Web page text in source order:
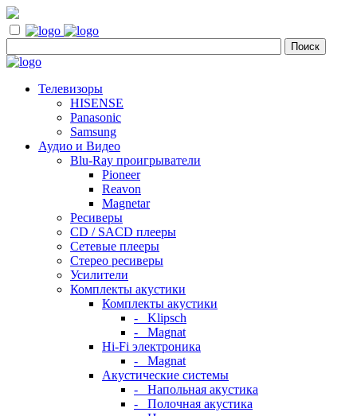
Телевизоры
HISENSE
Panasonic
Samsung
Аудио и Видео
Blu-Ray проигрыватели
Pioneer
Reavon
Magnetar
Ресиверы
CD / SACD плееры
Сетевые плееры
Стерео ресиверы
Усилители
Комплекты акустики
Комплекты акустики
- Klipsch
- Magnat
Hi-Fi электроника
- Magnat
Акустические системы
- Напольная акустика
- Полочная акустика